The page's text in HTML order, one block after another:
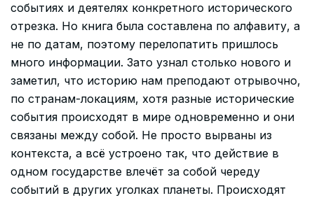
событиях и деятелях конкретного исторического
отрезка. Но книга была составлена по алфавиту, а
не по датам, поэтому перелопатить пришлось
много информации. Зато узнал столько нового и
заметил, что историю нам преподают отрывочно,
по странам-локациям, хотя разные исторические
события происходят в мире одновременно и они
связаны между собой. Не просто вырваны из
контекста, а всё устроено так, что действие в
одном государстве влечёт за собой череду
событий в других уголках планеты. Происходят